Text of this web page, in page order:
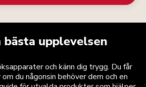
bästa upplevelsen
och känn dig trygg. Du får
du någonsin behöver dem och en